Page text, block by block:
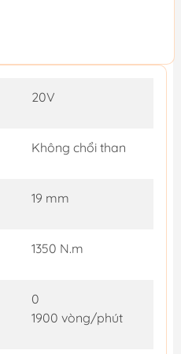
20V
Không chổi than
19 mm
1350 N.m
0
1900 vòng/phút